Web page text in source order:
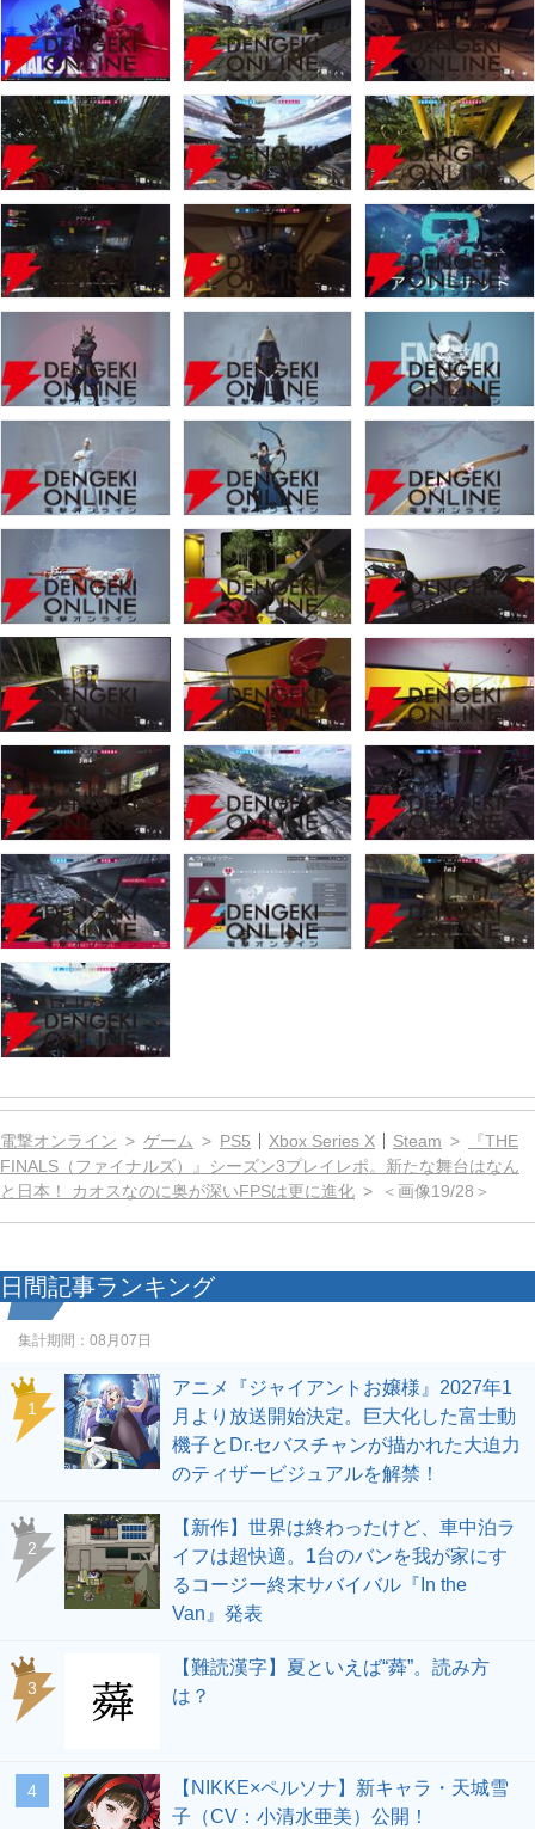
電撃オンライン ゲーム PS5 Xbox Series X Steam
『THE
FINALS（ファイナルズ）』シーズン3プレイレポ。新たな舞台はなん
と日本！ カオスなのに奥が深いFPSは更に進化
＜画像19/28＞
日間記事ランキング
集計期間： 08月07日
1
アニメ『ジャイアントお嬢様』2027年1
月より放送開始決定。巨大化した富士動
機子とDr.セバスチャンが描かれた大迫力
のティザービジュアルを解禁！
2
【新作】世界は終わったけど、車中泊ラ
イフは超快適。1台のバンを我が家にす
るコージー終末サバイバル『In the
Van』発表
3
【難読漢字】夏といえば“蕣”。読み方
は？
4
【NIKKE×ペルソナ】新キャラ・天城雪
子（CV：小清水亜美）公開！